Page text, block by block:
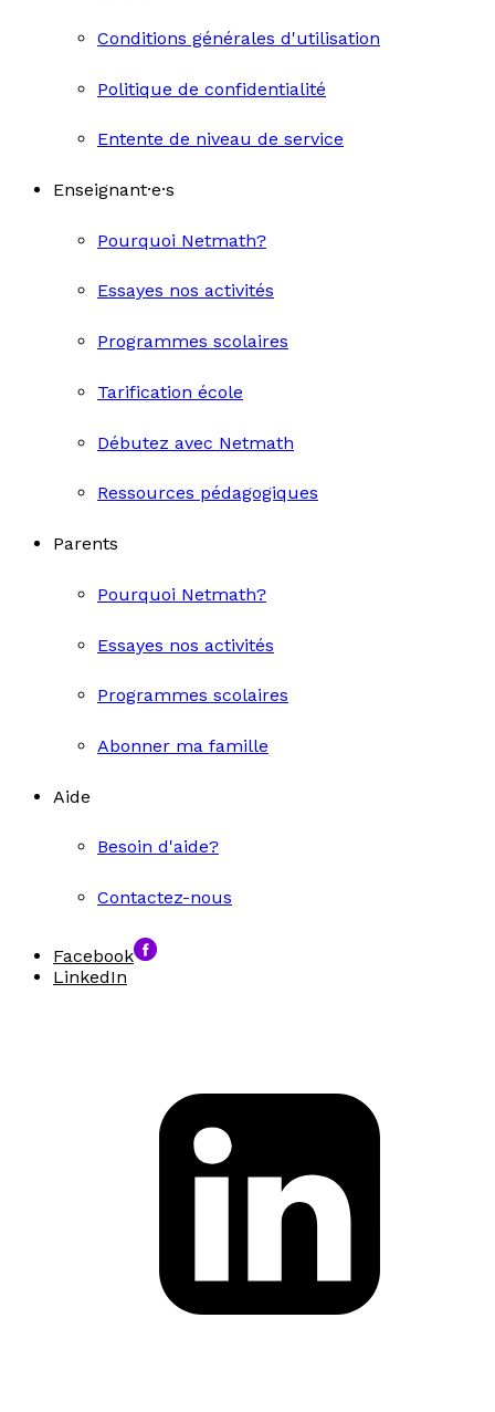
Conditions générales d'utilisation
Politique de confidentialité
Entente de niveau de service
Enseignant·e·s
Pourquoi Netmath?
Essayes nos activités
Programmes scolaires
Tarification école
Débutez avec Netmath
Ressources pédagogiques
Parents
Pourquoi Netmath?
Essayes nos activités
Programmes scolaires
Abonner ma famille
Aide
Besoin d'aide?
Contactez-nous
Facebook
LinkedIn